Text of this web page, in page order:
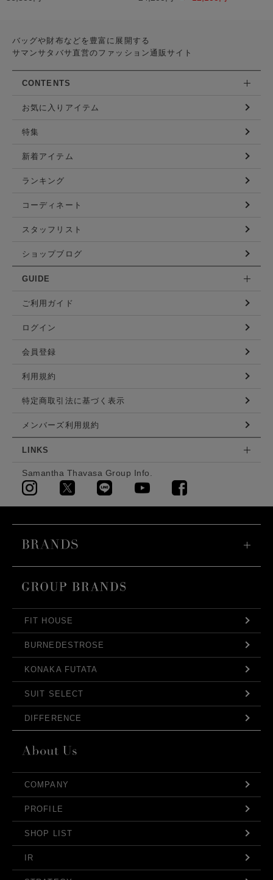
バッグや財布などを豊富に展開する
サマンサタバサ直営のファッション通販サイト
CONTENTS
お気に入りアイテム
特集
新着アイテム
ランキング
コーディネート
スタッフリスト
ショップブログ
GUIDE
ご利用ガイド
ログイン
会員登録
利用規約
特定商取引法に基づく表示
メンバーズ利用規約
LINKS
Samantha Thavasa Group Info.
FIT HOUSE
BURNEDESTROSE
KONAKA FUTATA
SUIT SELECT
DIFFERENCE
COMPANY
PROFILE
SHOP LIST
IR